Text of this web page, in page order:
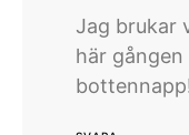
Jag brukar
här